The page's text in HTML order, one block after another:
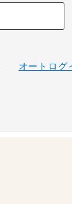
オートログ